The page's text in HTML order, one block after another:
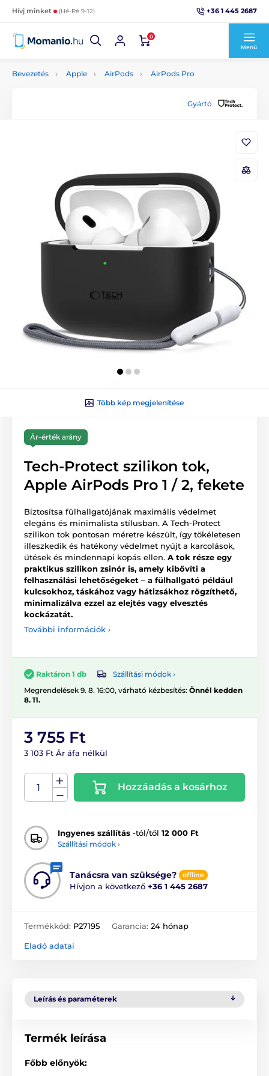
Hívj minket (Hé-Pé 9-12) +36 1 445 2687
0
Menü
Bevezetés Apple AirPods AirPods Pro
Gyártó
Több kép megjelenítése
Ár-érték arány
Tech-Protect szilikon tok,
Apple AirPods Pro 1 / 2, fekete
Biztosítsa fülhallgatójának maximális védelmet
elegáns és minimalista stílusban. A Tech-Protect
szilikon tok pontosan méretre készült, így tökéletesen
illeszkedik és hatékony védelmet nyújt a karcolások,
ütések és mindennapi kopás ellen. A tok része egy
praktikus szilikon zsinór is, amely kibővíti a
felhasználási lehetőségeket – a fülhallgató például
kulcsokhoz, táskához vagy hátizsákhoz rögzíthető,
minimalizálva ezzel az elejtés vagy elvesztés
kockázatát.
További információk ›
Raktáron 1 db
Szállítási módok ›
Megrendelések 9. 8. 16:00, várható kézbesítés: Önnél kedden
8. 11.
3 755 Ft
3 103 Ft Ár áfa nélkül
Hozzáadás a kosárhoz
Ingyenes szállítás -tól/től 12 000 Ft
Szállítási módok ›
Tanácsra van szüksége? offline
Hívjon a következő +36 1 445 2687
Termékkód: P27195 Garancia: 24 hónap
Eladó adatai
Leírás és paraméterek
Termék leírása
Főbb előnyök: